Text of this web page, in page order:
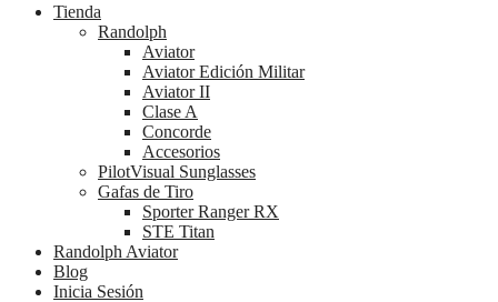
Tienda
Randolph
Aviator
Aviator Edición Militar
Aviator II
Clase A
Concorde
Accesorios
PilotVisual Sunglasses
Gafas de Tiro
Sporter Ranger RX
STE Titan
Randolph Aviator
Blog
Inicia Sesión